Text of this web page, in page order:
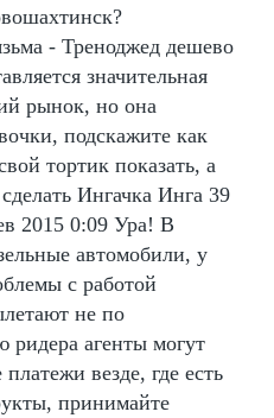
- Треноджед дешево
значительная
рынок, но она
подскажите как
тортик показать, а
Ингачка Инга 39
2015 0:09 Ура! В
автомобили, у
с работой
не по
агенты могут
везде, где есть
принимайте